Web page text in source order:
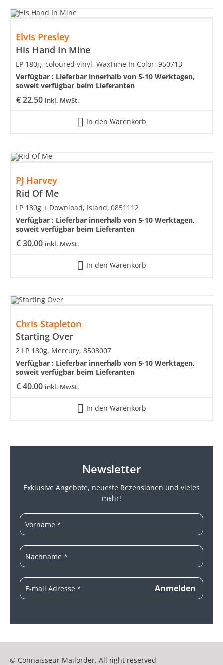
Elvis Presley
His Hand In Mine
€22.50 inkl. MwSt.
LP 180g, coloured vinyl, WaxTime In Color, 950713
Verfügbar : Lieferbar innerhalb von 5-10 Werktagen,
soweit verfügbar beim Lieferanten
In den Warenkorb
PJ Harvey
Rid Of Me
€30.00 inkl. MwSt.
LP 180g + Download, Island, 0851112
Verfügbar : Lieferbar innerhalb von 5-10 Werktagen,
soweit verfügbar beim Lieferanten
In den Warenkorb
Chris Stapleton
Starting Over
€40.00 inkl. MwSt.
2 LP 180g, Mercury, 3503007
Verfügbar : Lieferbar innerhalb von 5-10 Werktagen,
soweit verfügbar beim Lieferanten
In den Warenkorb
Newsletter
Exklusive Angebote, neueste Rezensionen und vieles
mehr!
© Connaisseur Mailorder. All right reserved